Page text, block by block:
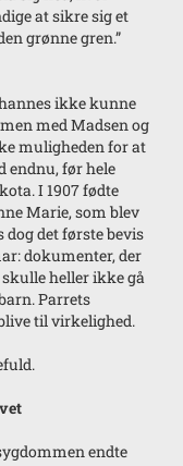
at sikre sig et
grønne gren.”
ikke kunne
med Madsen og
muligheden for at
endnu, før hele
I 1907 fødte
Marie, som blev
dog det første bevis
dokumenter, der
heller ikke gå
Parrets
til virkelighed.
endte